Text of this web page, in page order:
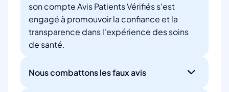
son compte Avis Patients Vérifiés s'est
engagé à promouvoir la confiance et la
transparence dans l'expérience des soins
de santé.
Nous combattons les faux avis